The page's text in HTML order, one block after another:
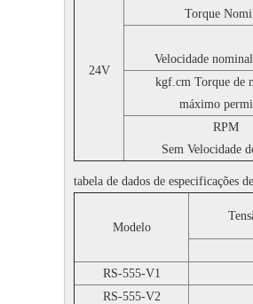
24V
Torque
Velocidade
kgf.cm Torque de
máximo
RPM
Sem Velocidade
tabela de dados de especificações
Modelo
RS-555-V1
RS-555-V2